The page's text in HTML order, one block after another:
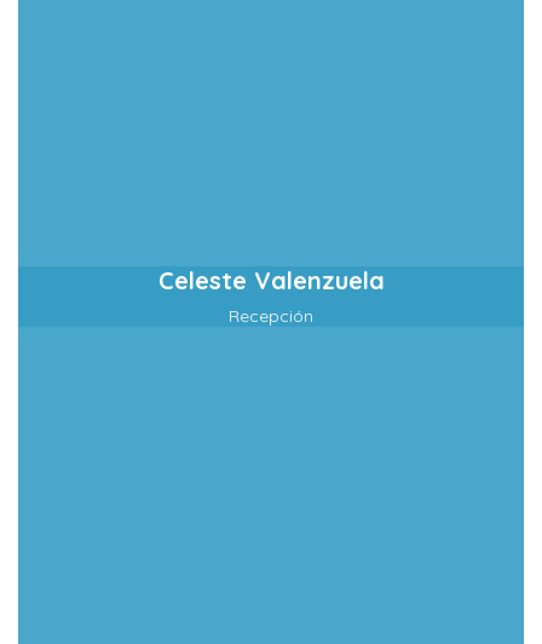
Celeste Valenzuela
Recepción